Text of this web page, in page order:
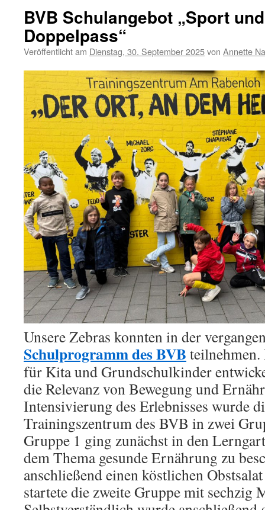
BVB Schulangebot „Sport
Doppelpass“
Veröffentlicht am Dienstag, 30. September 2025von Annette
Unsere Zebras konnten in der
Schulprogramm des BVB
für Kita und Grundschulkinder
die Relevanz von Bewegung und
Intensivierung des Erlebnisses wurde
Trainingszentrum des BVB in zwei
Gruppe 1 ging zunächst in den
dem Thema gesunde Ernährung zu
anschließend einen köstlichen
startete die zweite Gruppe mit sechzig